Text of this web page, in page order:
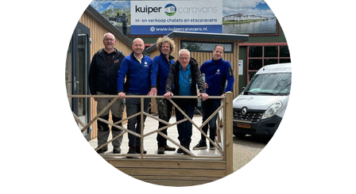
Zoekt u een Chalet, Stacaravan of Vrije kavel in